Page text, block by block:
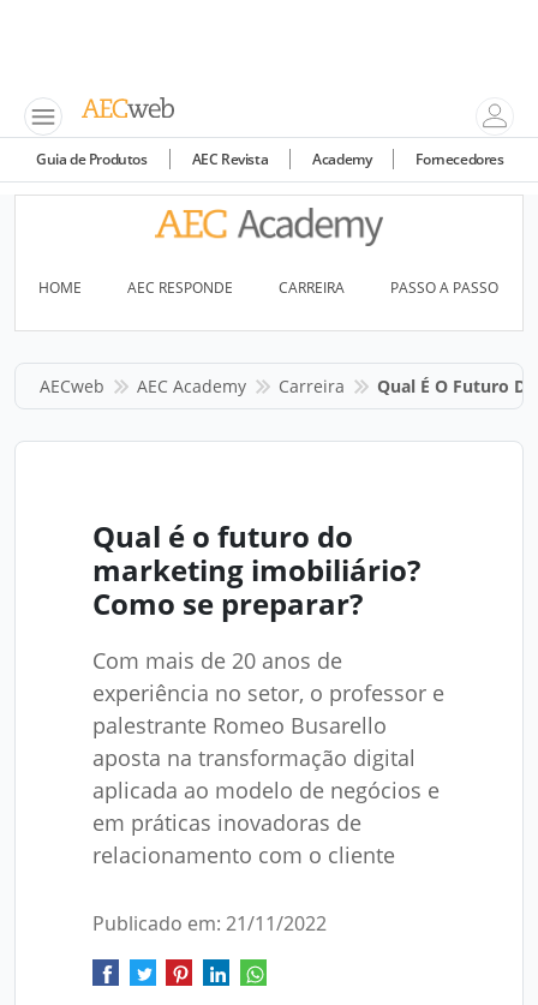
Guia de Produtos AEC Revista Academy Fornecedores
HOME AEC RESPONDE CARREIRA PASSO A PASSO
AECweb AEC Academy Carreira Qual É O Futuro
Qual é o futuro do
marketing imobiliário?
Como se preparar?
Com mais de 20 anos de
experiência no setor, o professor e
palestrante Romeo Busarello
aposta na transformação digital
aplicada ao modelo de negócios e
em práticas inovadoras de
relacionamento com o cliente
Publicado em: 21/11/2022